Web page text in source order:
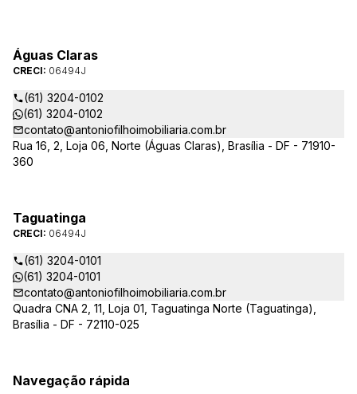
Águas Claras
CRECI: 06494J
(61) 3204-0102
(61) 3204-0102
contato@antoniofilhoimobiliaria.com.br
Rua 16, 2, Loja 06, Norte (Águas Claras), Brasília - DF - 71910-
360
Taguatinga
CRECI: 06494J
(61) 3204-0101
(61) 3204-0101
contato@antoniofilhoimobiliaria.com.br
Quadra CNA 2, 11, Loja 01, Taguatinga Norte (Taguatinga),
Brasília - DF - 72110-025
Navegação rápida